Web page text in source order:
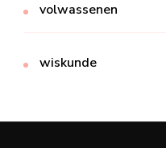
volwassenen
wiskunde